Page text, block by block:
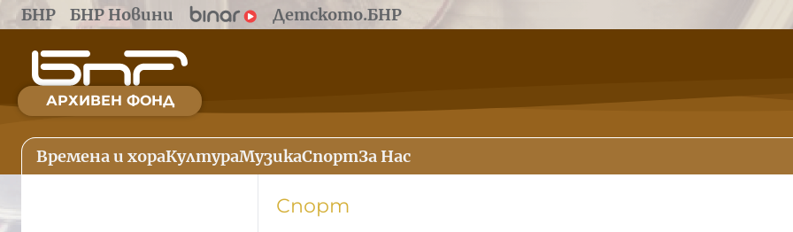
БНР БНР Новини Детското.БНР
АРХИВЕН ФОНД
Времена и хораКултураМузикаСпортЗа Нас
Спорт